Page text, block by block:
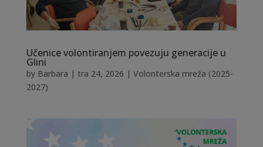
Učenice volontiranjem povezuju generacije u
Glini
by Barbara | tra 24, 2026 | Volonterska mreža (2025-
2027)